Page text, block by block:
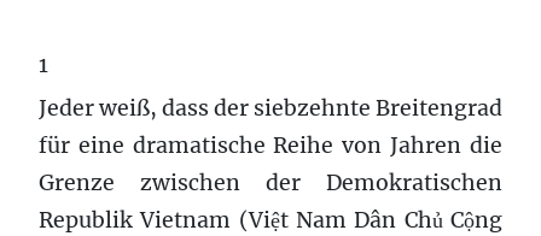
1
Jeder weiß, dass der siebzehnte Breitengrad
für eine dramatische Reihe von Jahren die
Grenze zwischen der Demokratischen
Republik Vietnam (Việt Nam Dân Chủ Cộng